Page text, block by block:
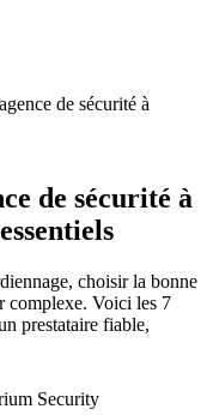
de sécurité à
de sécurité à
choisir la bonne
complexe. Voici les 7
prestataire fiable,
Security